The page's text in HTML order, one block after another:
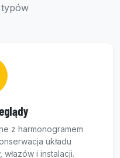
z harmonogramem
układu
i instalacji.